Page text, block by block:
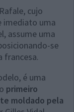
cujo
imediato uma
assume uma
se
francesa.
é uma
primeiro
moldado pela